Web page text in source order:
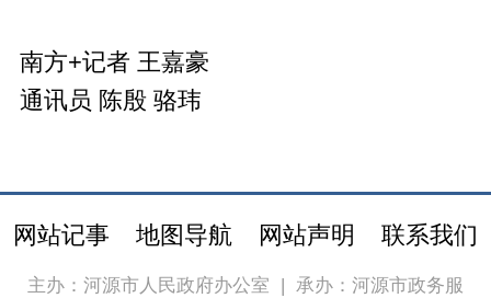
南方+记者 王嘉豪
通讯员 陈殷 骆玮
网站记事 地图导航 网站声明 联系我们
主办：河源市人民政府办公室 承办：河源市政务服